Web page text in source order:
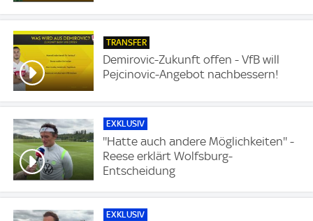
TRANSFER
Demirovic-Zukunft offen - VfB will
Pejcinovic-Angebot nachbessern!
EXKLUSIV
''Hatte auch andere Möglichkeiten'' -
Reese erklärt Wolfsburg-
Entscheidung
EXKLUSIV